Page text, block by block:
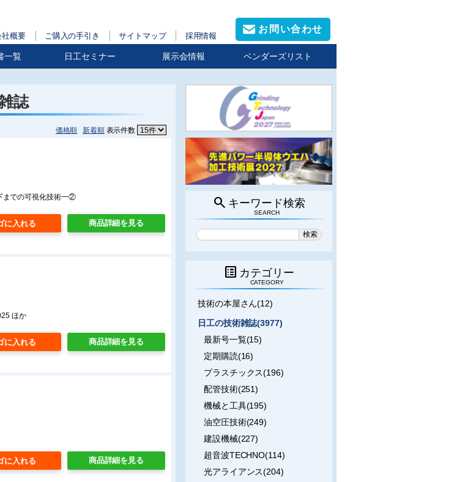
社概要 ご購入の手引き サイトマップ 採用情報
お問い合わせ
一覧 日工セミナー 展示会情報 ベンダーズリスト
誌
価格順 新着順表示件数
までの可視化技術一②
商品詳細を見る
ほか
商品詳細を見る
商品詳細を見る
search キーワード検索
SEARCH
list_alt カテゴリー
CATEGORY
技術の本屋さん(12)
日工の技術雑誌(3977)
最新号一覧(15)
定期購読(16)
プラスチックス(196)
配管技術(251)
機械と工具(195)
油空圧技術(249)
建設機械(227)
超音波TECHNO(114)
光アライアンス(204)